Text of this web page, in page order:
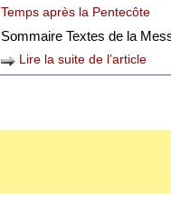
Temps après la Pentecôte
Sommaire Textes de la
Lire la suite de l’article